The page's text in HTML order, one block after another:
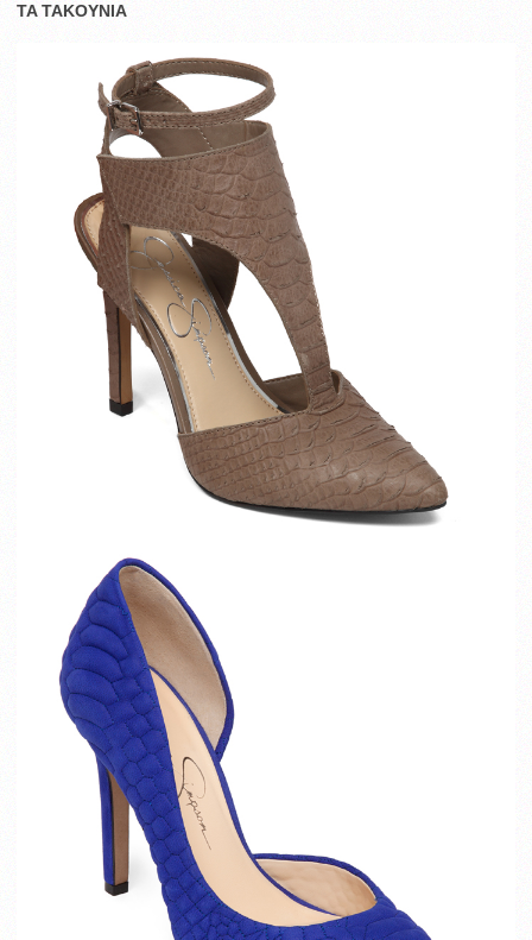
TA TAKOYNIA